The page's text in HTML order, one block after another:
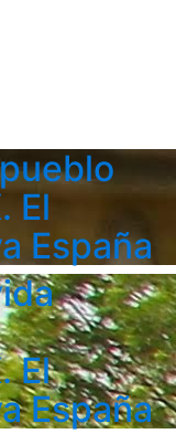
El
España
El
España